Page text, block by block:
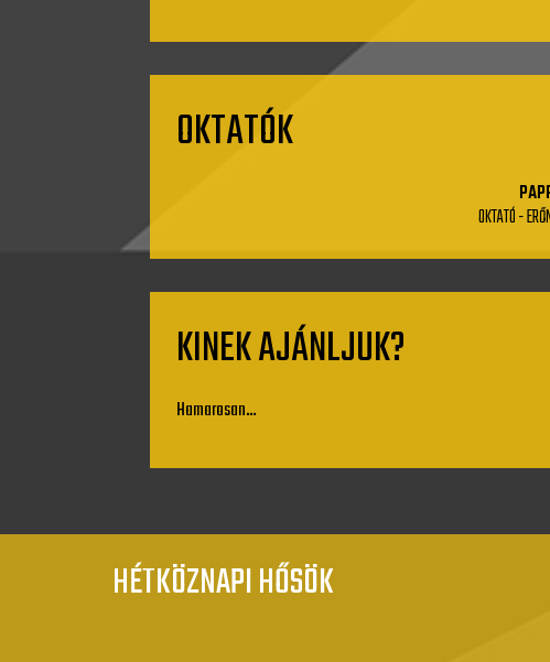
OKTATÓK
OKTATÓ -
KINEK AJÁNLJUK?
Hamarosan…
HÉTKÖZNAPI HŐSÖK